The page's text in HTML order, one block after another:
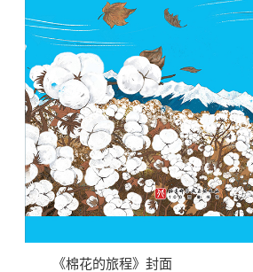
《棉花的旅程》封面